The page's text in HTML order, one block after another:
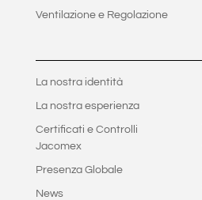
Ventilazione e Regolazione
La nostra identità
La nostra esperienza
Certificati e Controlli
Jacomex
Presenza Globale
News